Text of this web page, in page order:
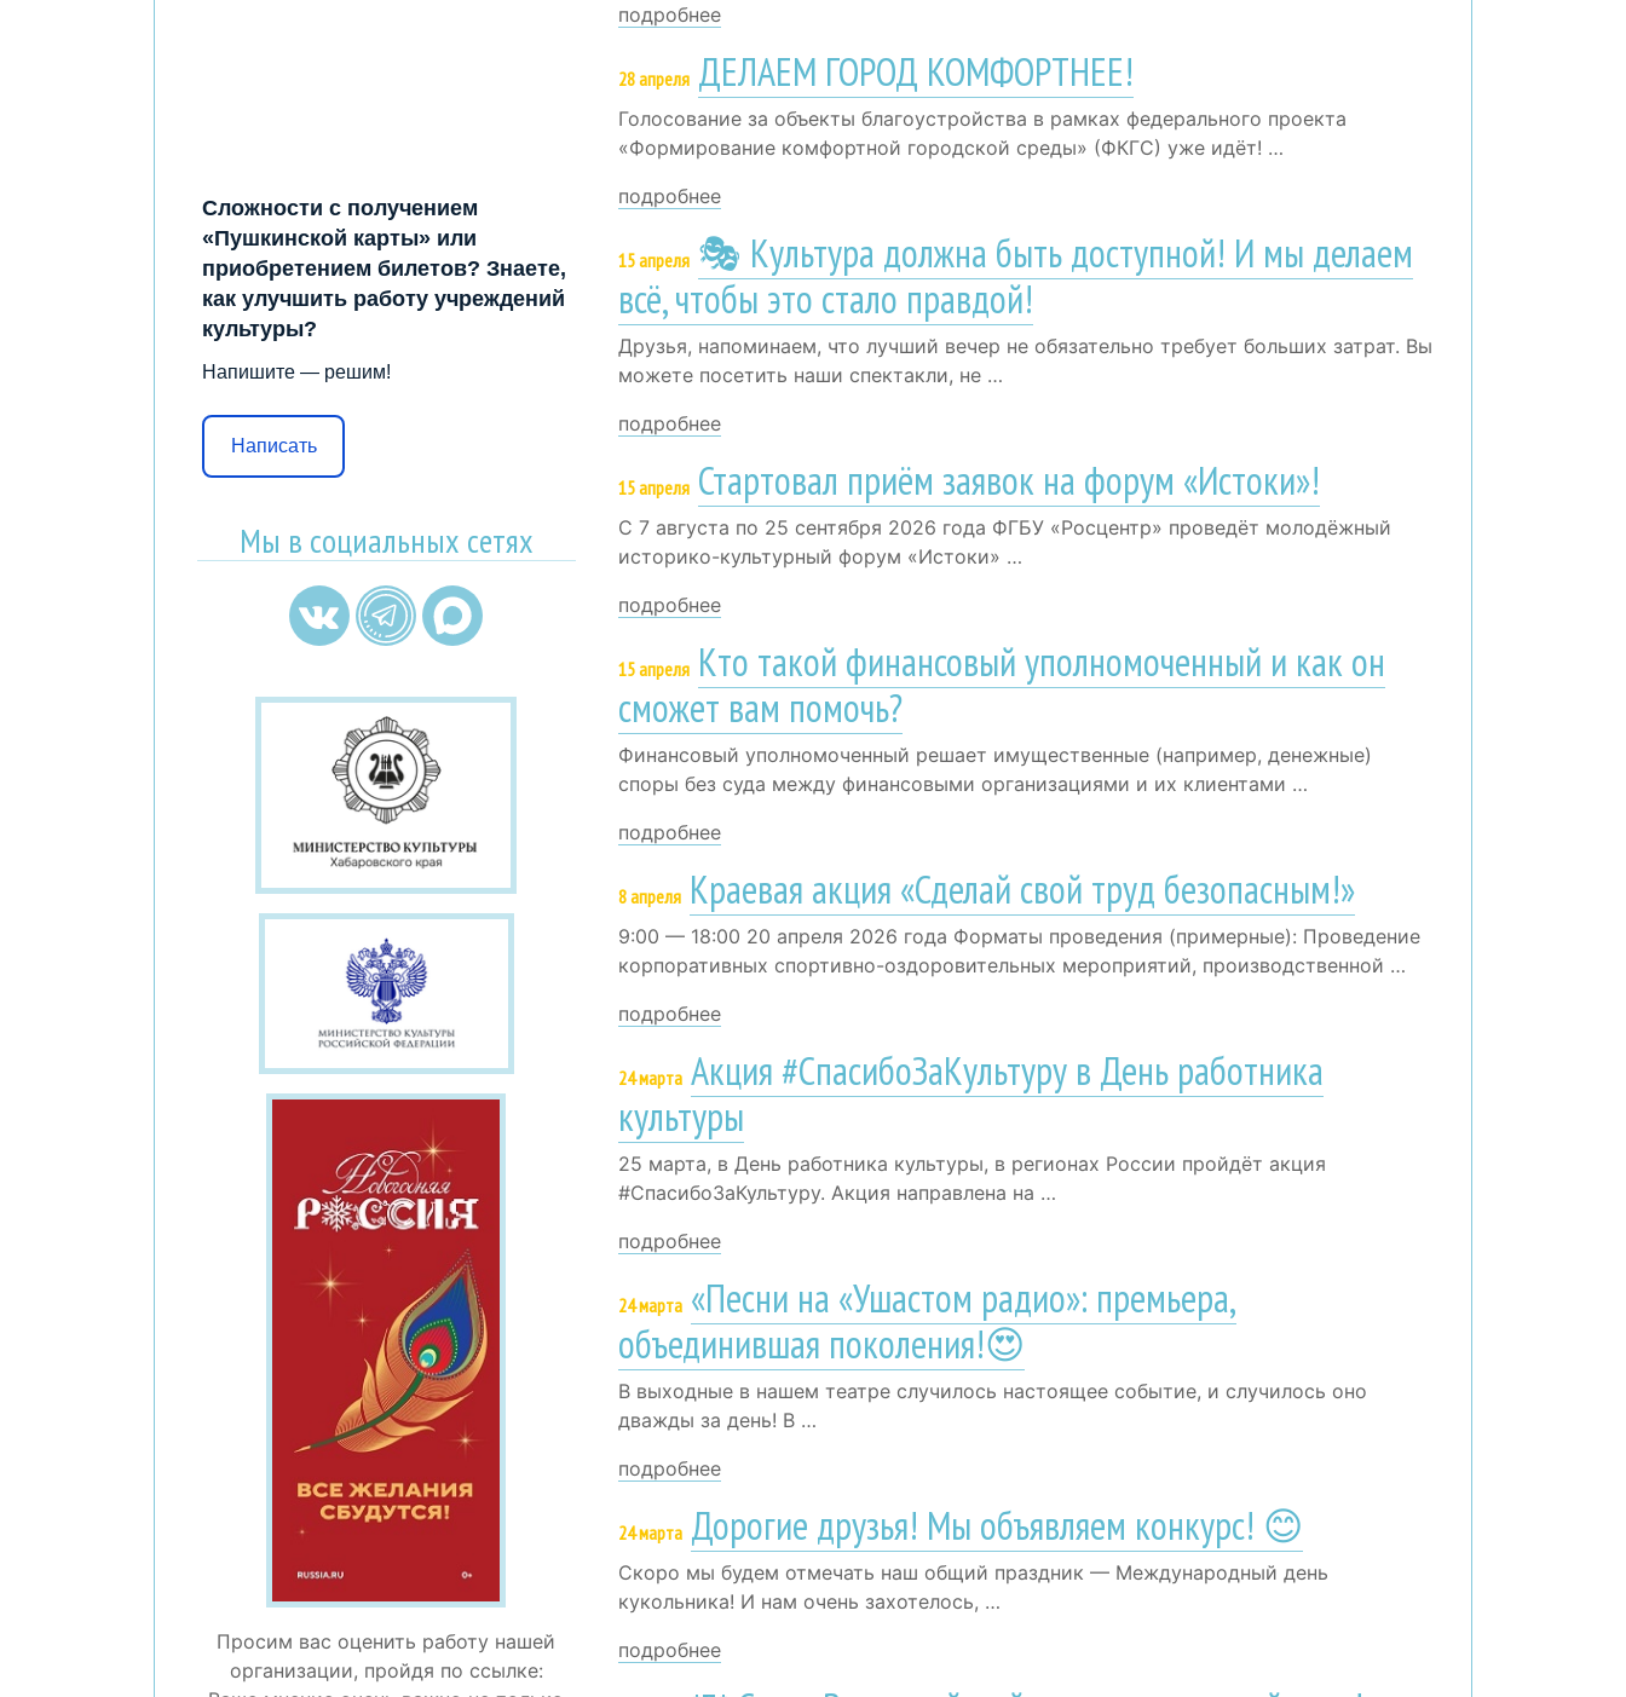
Сложности с получением
«Пушкинской карты» или
приобретением билетов? Знаете,
как улучшить работу учреждений
культуры?
Напишите — решим!
Написать
Мы в социальных сетях
Просим вас оценить работу нашей
организации, пройдя по ссылке:
подробнее
28 апреля ДЕЛАЕМ ГОРОД КОМФОРТНЕЕ!
Голосование за объекты благоустройства в рамках федерального проекта
«Формирование комфортной городской среды» (ФКГС) уже идёт! …
подробнее
15 апреля 🎭 Культура должна быть доступной! И мы делаем
всё, чтобы это стало правдой!
Друзья, напоминаем, что лучший вечер не обязательно требует больших затрат. Вы
можете посетить наши спектакли, не …
подробнее
15 апреля Стартовал приём заявок на форум «Истоки»!
С 7 августа по 25 сентября 2026 года ФГБУ «Росцентр» проведёт молодёжный
историко-культурный форум «Истоки» …
подробнее
15 апреля Кто такой финансовый уполномоченный и как он
сможет вам помочь?
Финансовый уполномоченный решает имущественные (например, денежные)
споры без суда между финансовыми организациями и их клиентами …
подробнее
8 апреля Краевая акция «Сделай свой труд безопасным!»
9:00 — 18:00 20 апреля 2026 года Форматы проведения (примерные): Проведение
корпоративных спортивно-оздоровительных мероприятий, производственной …
подробнее
24 марта Акция #СпасибоЗаКультуру в День работника
культуры
25 марта, в День работника культуры, в регионах России пройдёт акция
#СпасибоЗаКультуру. Акция направлена на …
подробнее
24 марта «Песни на «Ушастом радио»: премьера,
объединившая поколения!😍
В выходные в нашем театре случилось настоящее событие, и случилось оно
дважды за день! В …
подробнее
24 марта Дорогие друзья! Мы объявляем конкурс! 😊
Скоро мы будем отмечать наш общий праздник — Международный день
кукольника! И нам очень захотелось, …
подробнее